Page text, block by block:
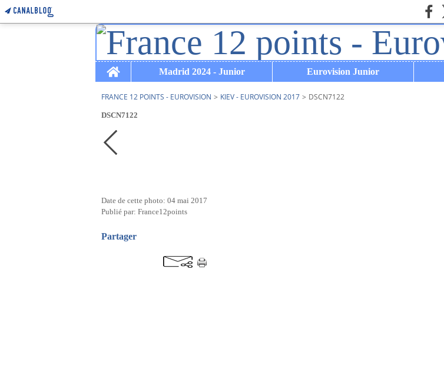
Home
Madrid 2024 - Junior Eurovision Junior
FRANCE 12 POINTS - EUROVISION > KIEV - EUROVISION 2017 > DSCN7122
DSCN7122
Date de cette photo: 04 mai 2017
Publié par: France12points
Partager